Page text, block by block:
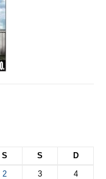
S S
D
2 3
4